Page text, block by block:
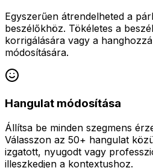
Egyszerűen átrendelheted a
beszélőkhöz. Tökéletes a
korrigálására vagy a
módosítására.
Hangulat módosítása
Állítsa be minden szegmens
Válasszon az 50+ hangulat
izgatott, nyugodt vagy
illeszkedjen a kontextushoz.